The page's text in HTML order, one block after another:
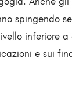
spingendo
inferiore a
e sui